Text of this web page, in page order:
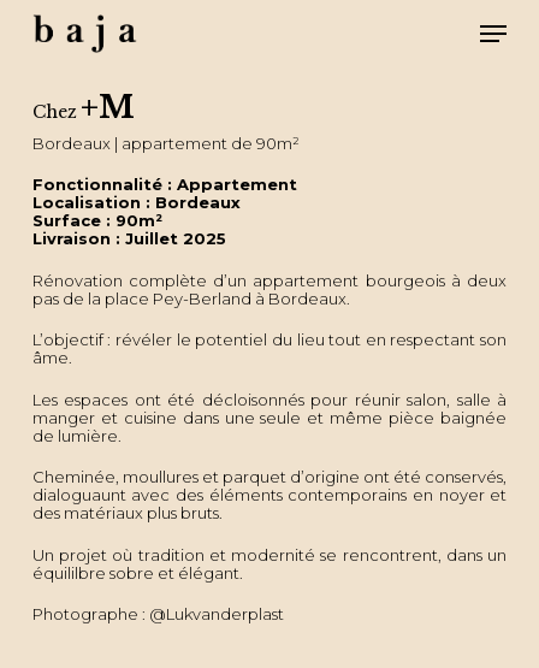
main
Chez +M
Bordeaux | appartement de 90m²
Fonctionnalité : Appartement
Localisation : Bordeaux
Surface : 90m²
Livraison : Juillet 2025
Rénovation complète d’un appartement bourgeois à deux
pas de la place Pey-Berland à Bordeaux.
L’objectif : révéler le potentiel du lieu tout en respectant son
âme.
Les espaces ont été décloisonnés pour réunir salon, salle à
manger et cuisine dans une seule et même pièce baignée
de lumière.
Cheminée, moullures et parquet d’origine ont été conservés,
dialoguaunt avec des éléments contemporains en noyer et
des matériaux plus bruts.
Un projet où tradition et modernité se rencontrent, dans un
équililbre sobre et élégant.
Photographe : @Lukvanderplast